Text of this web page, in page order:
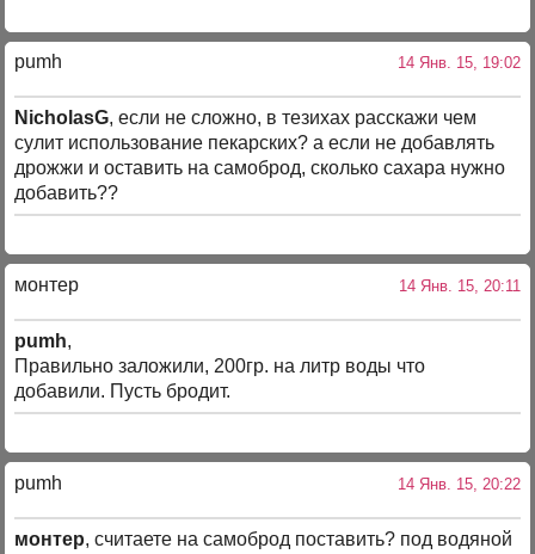
pumh 14 Янв. 15, 19:02
NicholasG, если не сложно, в тезихах расскажи чем
сулит использование пекарских? а если не добавлять
дрожжи и оставить на самоброд, сколько сахара нужно
добавить??
монтер 14 Янв. 15, 20:11
pumh,
Правильно заложили, 200гр. на литр воды что
добавили. Пусть бродит.
pumh 14 Янв. 15, 20:22
монтер, считаете на самоброд поставить? под водяной